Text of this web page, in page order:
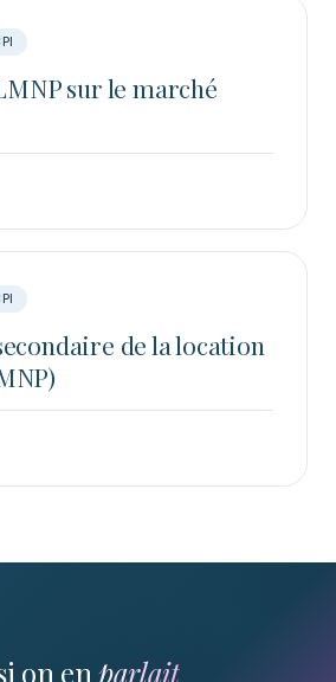
sur le marché
de la location
on enparlait